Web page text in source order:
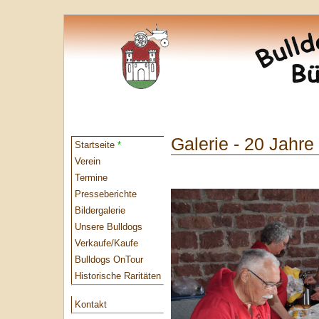
Startseite *
Verein
Termine
Presseberichte
Bildergalerie
Unsere Bulldogs
Verkaufe/Kaufe
Bulldogs OnTour
Historische Raritäten
Kontakt
Galerie - 20